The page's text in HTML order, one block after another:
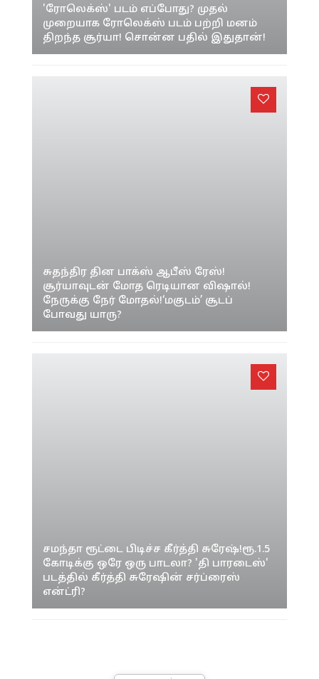
'ரோலெக்ஸ்' படம் எப்போது? முதல்
முறையாக ரோலெக்ஸ் படம் பற்றி மனம்
சுதந்திர தின பாக்ஸ் ஆபீஸ் ரேஸ்!
சூர்யாவுடன் மோத ரெடியான விஷால்!
நேருக்கு நேர் மோதல்!‘மகுடம்’ சூடப்
சமந்தா ரூட்டை பிடிச்ச கீர்த்தி சுரேஷ்!ரூ.1.5
கோடிக்கு ஒரே ஒரு பாடலா? 'தி பாரடைஸ்'
படத்தில் கீர்த்தி சுரேஷின் சர்ப்ரைஸ்